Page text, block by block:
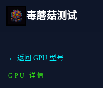
毒蘑菇测试
← 返回 GPU 型号
GPU 详情